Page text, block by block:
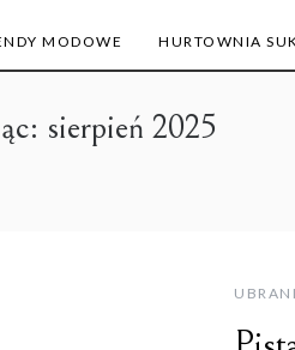
MODOWE HURTOWNIA
sierpień 2025